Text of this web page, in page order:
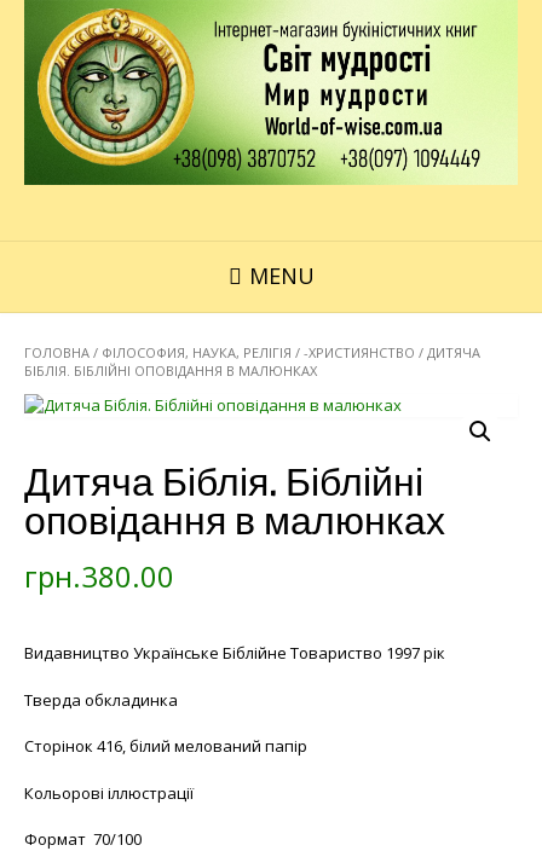
MENU
ГОЛОВНА / ФІЛОСОФИЯ, НАУКА, РЕЛІГІЯ / -ХРИСТИЯНСТВО / ДИТЯЧА
БІБЛІЯ. БІБЛІЙНІ ОПОВІДАННЯ В МАЛЮНКАХ
Дитяча Біблія. Біблійні
оповідання в малюнках
грн.380.00
Видавництво Українське Біблійне Товариство 1997 рік
Тверда обкладинка
Сторінок 416, білий мелований папір
Кольорові іллюстрації
Формат 70/100